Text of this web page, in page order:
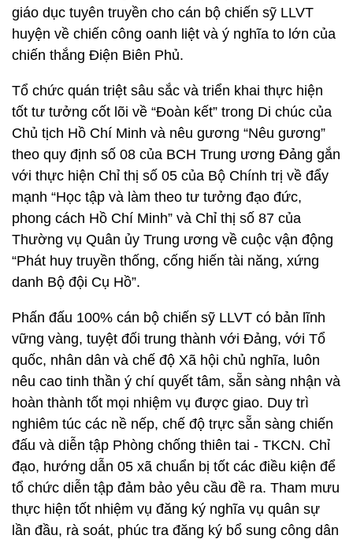
giáo dục tuyên truyền cho cán bộ chiến sỹ LLVT
huyện về chiến công oanh liệt và ý nghĩa to lớn của
chiến thắng Điện Biên Phủ.
Tổ chức quán triệt sâu sắc và triển khai thực hiện
tốt tư tưởng cốt lõi về “Đoàn kết” trong Di chúc của
Chủ tịch Hồ Chí Minh và nêu gương “Nêu gương”
theo quy định số 08 của BCH Trung ương Đảng gắn
với thực hiện Chỉ thị số 05 của Bộ Chính trị về đẩy
mạnh “Học tập và làm theo tư tưởng đạo đức,
phong cách Hồ Chí Minh” và Chỉ thị số 87 của
Thường vụ Quân ủy Trung ương về cuộc vận động
“Phát huy truyền thống, cống hiến tài năng, xứng
danh Bộ đội Cụ Hồ”.
Phấn đấu 100% cán bộ chiến sỹ LLVT có bản lĩnh
vững vàng, tuyệt đối trung thành với Đảng, với Tổ
quốc, nhân dân và chế độ Xã hội chủ nghĩa, luôn
nêu cao tinh thần ý chí quyết tâm, sẵn sàng nhận và
hoàn thành tốt mọi nhiệm vụ được giao. Duy trì
nghiêm túc các nề nếp, chế độ trực sẵn sàng chiến
đấu và diễn tập Phòng chống thiên tai - TKCN. Chỉ
đạo, hướng dẫn 05 xã chuẩn bị tốt các điều kiện để
tổ chức diễn tập đảm bảo yêu cầu đề ra. Tham mưu
thực hiện tốt nhiệm vụ đăng ký nghĩa vụ quân sự
lần đầu, rà soát, phúc tra đăng ký bổ sung công dân